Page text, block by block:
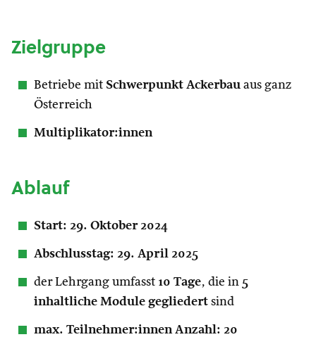
Zielgruppe
Betriebe mit Schwerpunkt Ackerbau aus ganz
Österreich
Multiplikator:innen
Ablauf
Start: 29. Oktober 2024
Abschlusstag: 29. April 2025
der Lehrgang umfasst 10 Tage, die in 5
inhaltliche Module gegliedert sind
max. Teilnehmer:innen Anzahl: 20